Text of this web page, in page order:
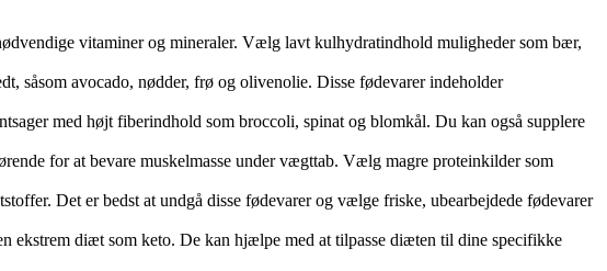
vitaminer og mineraler. Vælg lavt kulhydratindhold muligheder som bær,
såsom avocado, nødder, frø og olivenolie. Disse fødevarer indeholder
med højt fiberindhold som broccoli, spinat og blomkål. Du kan også supplere
for at bevare muskelmasse under vægttab. Vælg magre proteinkilder som
Det er bedst at undgå disse fødevarer og vælge friske, ubearbejdede fødevarer
ekstrem diæt som keto. De kan hjælpe med at tilpasse diæten til dine specifikke